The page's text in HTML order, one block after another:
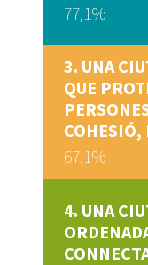
77,1%
UNA
QUE
COHESIÓ,
67,1%
UNA